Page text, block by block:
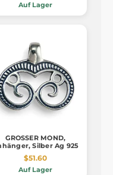
Auf Lager
GROSSER MOND,
Silber Ag 925
$51.60
Auf Lager